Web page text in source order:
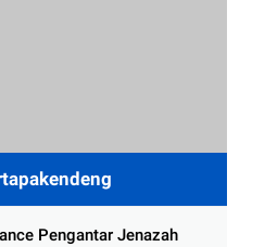
Pengantar Jenazah